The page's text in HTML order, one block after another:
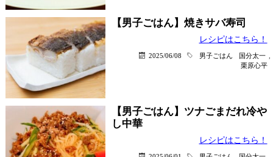
【男子ごはん】焼きサバ寿司
レシピはこちら！
2025/06/08 男子ごはん 国分太一
栗原心平
【男子ごはん】ツナごまだれ冷や
し中華
レシピはこちら！